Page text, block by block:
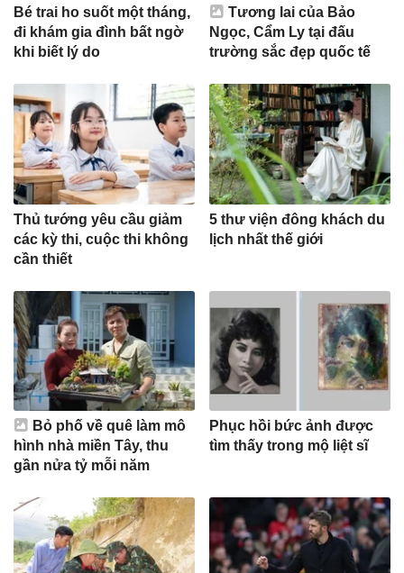
Bé trai ho suốt một tháng,
đi khám gia đình bất ngờ
khi biết lý do
Tương lai của Bảo
Ngọc, Cẩm Ly tại đấu
trường sắc đẹp quốc tế
Thủ tướng yêu cầu giảm
các kỳ thi, cuộc thi không
cần thiết
5 thư viện đông khách du
lịch nhất thế giới
Bỏ phố về quê làm mô
hình nhà miền Tây, thu
gần nửa tỷ mỗi năm
Phục hồi bức ảnh được
tìm thấy trong mộ liệt sĩ